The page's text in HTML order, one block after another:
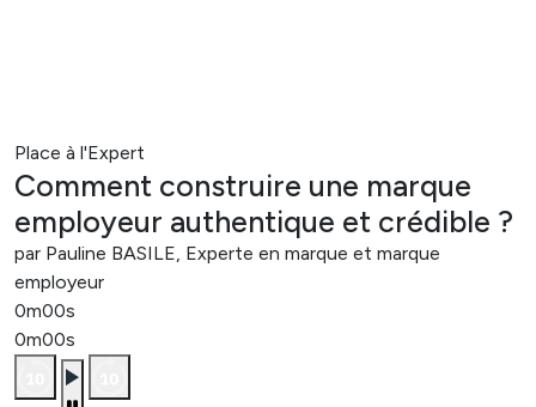
Place à l'Expert
Comment construire une marque
employeur authentique et crédible ?
par Pauline BASILE, Experte en marque et marque
employeur
0m00s
0m00s